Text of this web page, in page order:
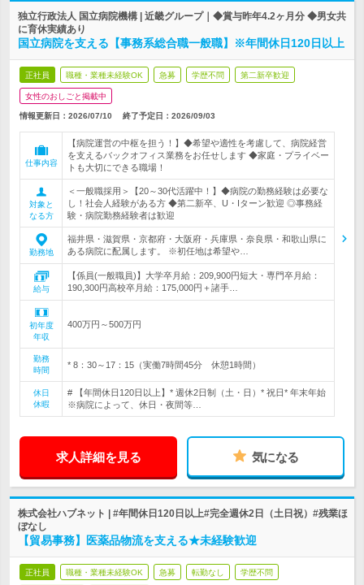
独立行政法人 国立病院機構 | 近畿グループ｜◆賞与昨年4.2ヶ月分 ◆男女共
に育休実績あり
国立病院を支える【事務系総合職一般職】※年間休日120日以上
正社員 職種・業種未経験OK 急募 学歴不問 第二新卒歓迎
女性のおしごと掲載中
情報更新日：2026/07/10 終了予定日： 2026/09/03
仕事内容
【病院運営の中枢を担う！】◆希望や適性を考慮して、病院経営
を支えるバックオフィス業務をお任せします ◆家庭・プライベー
トも大切にできる職場！
対象と
なる方
＜一般職採用＞【20～30代活躍中！】◆病院の勤務経験は必要な
し！社会人経験がある方 ◆第二新卒、U・Iターン歓迎 ◎事務経
験・病院勤務経験者は歓迎
勤務地
福井県・滋賀県・京都府・大阪府・兵庫県・奈良県・和歌山県に
ある病院に配属します。 ※初任地は希望や…
給与
【係員(一般職員)】大学卒月給：209,900円短大・専門卒月給：
190,300円高校卒月給：175,000円＋諸手…
初年度
年収
400万円～500万円
勤務
時間
* 8：30～17：15（実働7時間45分 休憩1時間）
休日
休暇
# 【年間休日120日以上】* 週休2日制（土・日）* 祝日* 年末年始
※病院によって、休日・夜間等…
求人詳細を見る 気になる
株式会社ハブネット | #年間休日120日以上#完全週休2日（土日祝）#残業ほ
ぼなし
【貿易事務】医薬品物流を支える★未経験歓迎
正社員 職種・業種未経験OK 急募 転勤なし 学歴不問